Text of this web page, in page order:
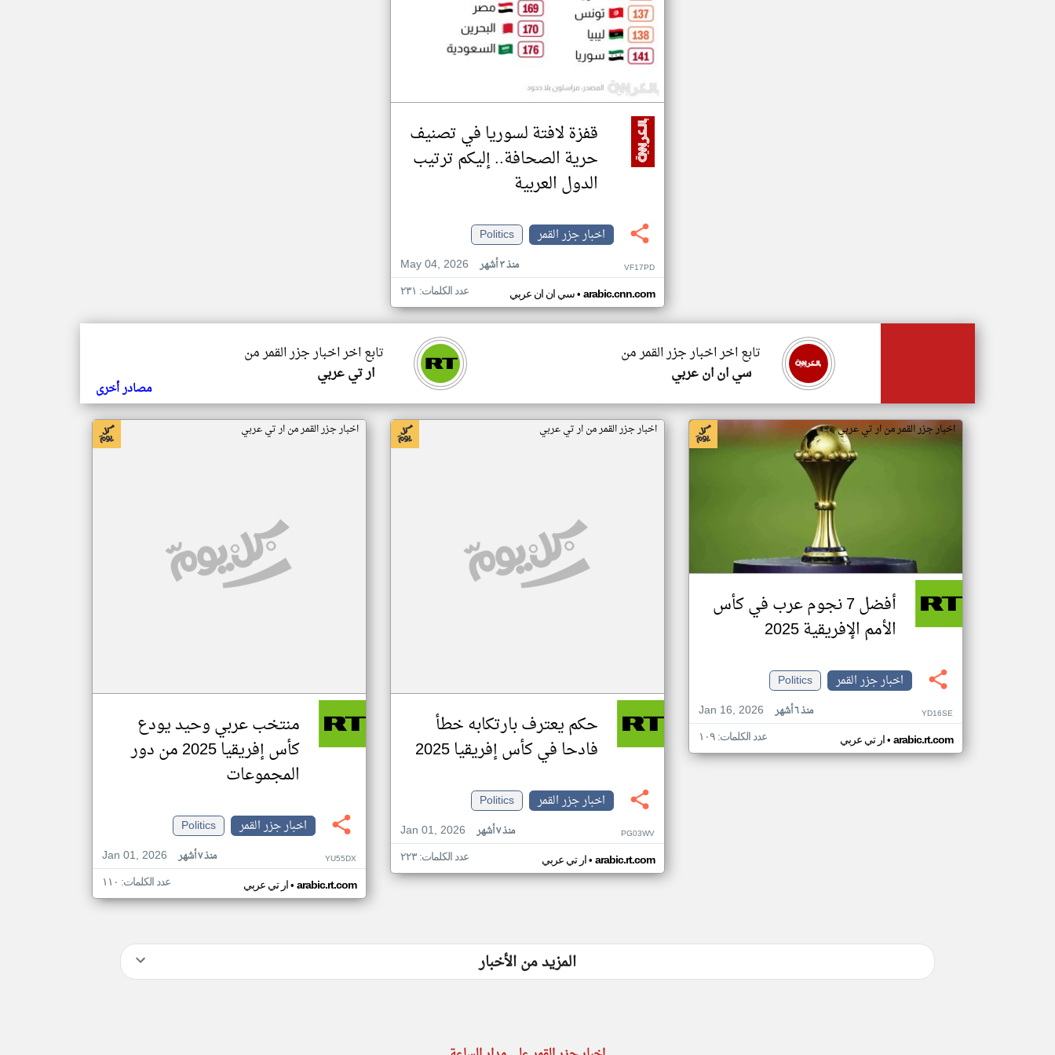
قفزة لافتة لسوريا في تصنيف
حرية الصحافة.. إليكم ترتيب
الدول العربية
اخبار جزر القمر
Politics
May 04, 2026
منذ ٣ أشهر VF17PD
سي ان ان عربي• arabic.cnn.com عدد الكلمات: ٢٣١
تابع اخر اخبار جزر القمر من
ار تي عربي
تابع اخر اخبار جزر القمر من
سي ان ان عربي
مصادر أخرى
اخبار جزر القمر من ار تي عربي
أفضل 7 نجوم عرب في كأس
الأمم الإفريقية 2025
اخبار جزر القمر
Politics
Jan 16, 2026
منذ ٦ أشهر YD16SE
ار تي عربي• arabic.rt.com عدد الكلمات: ١٠٩
اخبار جزر القمر من ار تي عربي
حكم يعترف بارتكابه خطأ
فادحا في كأس إفريقيا 2025
اخبار جزر القمر
Politics
Jan 01, 2026
منذ ٧ أشهر PG03WV
ار تي عربي• arabic.rt.com عدد الكلمات: ٢٢٣
اخبار جزر القمر من ار تي عربي
منتخب عربي وحيد يودع
كأس إفريقيا 2025 من دور
المجموعات
اخبار جزر القمر
Politics
Jan 01, 2026
منذ ٧ أشهر YU55DX
ار تي عربي• arabic.rt.com عدد الكلمات: ١١٠
المزيد من الأخبار